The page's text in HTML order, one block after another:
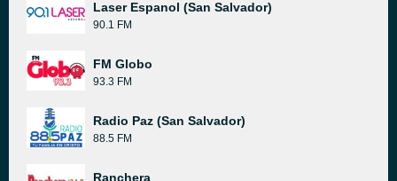
Laser Espanol (San Salvador)
90.1 FM
FM Globo
93.3 FM
Radio Paz (San Salvador)
88.5 FM
Ranchera